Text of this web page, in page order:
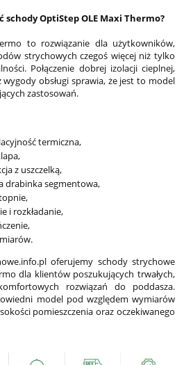
schody OptiStep OLE Maxi Thermo?
to rozwiązanie dla użytkowników,
strychowych czegoś więcej niż tylko
Połączenie dobrej izolacji cieplnej,
obsługi sprawia, że jest to model
zastosowań.
termiczna,
z uszczelką,
drabinka segmentowa,
i rozkładanie,
oferujemy schody strychowe
dla klientów poszukujących trwałych,
rozwiązań do poddasza.
model pod względem wymiarów
pomieszczenia oraz oczekiwanego